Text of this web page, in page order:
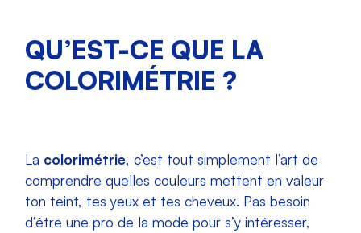
QU’EST-CE QUE LA
COLORIMÉTRIE ?
La colorimétrie, c’est tout simplement l’art de
comprendre quelles couleurs mettent en valeur
ton teint, tes yeux et tes cheveux. Pas besoin
d’être une pro de la mode pour s’y intéresser,